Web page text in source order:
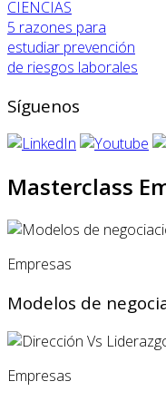
CIENCIAS
5 razones para
estudiar prevención
de riesgos laborales
Síguenos
Masterclass
Empresas
Modelos de
Empresas